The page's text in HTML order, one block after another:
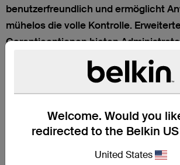
Welcome. Would you
redirected to the Belkin
United States
benutzerfreundlich und ermöglicht
mühelos die volle Kontrolle.
Garantieoptionen bieten
Möglichkeit, die erwartete
Switches auf andere IT-Komponenten
Schreibtisch der Benutzer
Verpackungsinhalt